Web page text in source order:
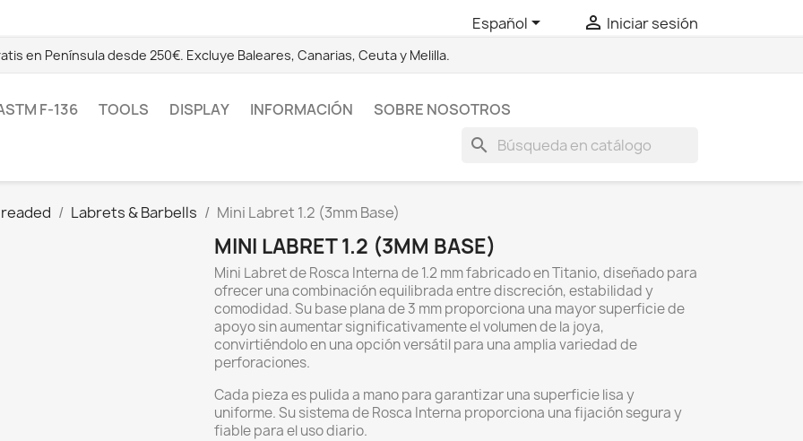
Español  Iniciar sesión
en Península desde 250€. Excluye Baleares, Canarias, Ceuta y Melilla.
F-136 TOOLS DISPLAY INFORMACIÓN SOBRE NOSOTROS
search
Labrets & Barbells Mini Labret 1.2 (3mm Base)
MINI LABRET 1.2 (3MM BASE)
Mini Labret de Rosca Interna de 1.2 mm fabricado en Titanio, diseñado para
ofrecer una combinación equilibrada entre discreción, estabilidad y
comodidad. Su base plana de 3 mm proporciona una mayor superficie de
apoyo sin aumentar significativamente el volumen de la joya,
convirtiéndolo en una opción versátil para una amplia variedad de
perforaciones.
Cada pieza es pulida a mano para garantizar una superficie lisa y
uniforme. Su sistema de Rosca Interna proporciona una fijación segura y
fiable para el uso diario.